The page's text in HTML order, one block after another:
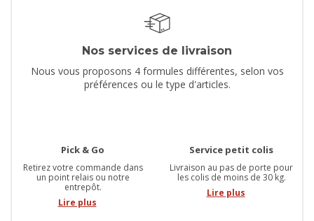
Nos services de livraison
Nous vous proposons 4 formules différentes, selon vos
préférences ou le type d'articles.
Pick & Go
Retirez votre commande dans
un point relais ou notre
entrepôt.
Lire plus
Service petit colis
Livraison au pas de porte pour
les colis de moins de 30 kg.
Lire plus